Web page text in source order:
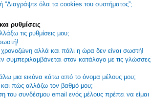
“Διαγράψτε όλα τα cookies του συστήματος”;
ρυθμίσεις
τις ρυθμίσεις μου;
αλλά και πάλι η ώρα δεν είναι σωστή!
συμπεριλαμβάνεται στον κατάλογο με τις γλώσσες
μια εικόνα κάτω από το όνομα μέλους μου;
και πώς αλλάζω τον βαθμό μου;
του συνδέσμου email ενός μέλους πρέπει να είμαι